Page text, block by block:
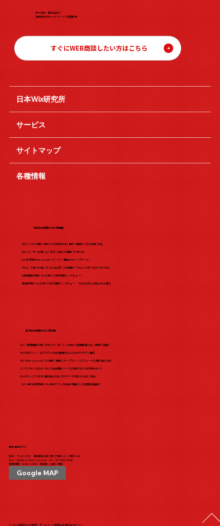
中小企業・事業主向け
伴走型WEBマーケティング支援事業
すぐにWEB商談したい方はこちら
日本Wix研究所の人気動画
【WixでSEO対策】内部SEOの設定方法！自分で簡単にできる設定方法。
【Wixユーザー必見】よく見る"お知らせ機能"の作り方。
2023年最新のWix Studio リリース！機能が大アップデート?!
『Wix』を使うか悩んでいる方必見！この動画で『Wix』の全てをまとめてみた​
【保育園事業編】Wixを使った成功事例インタビュー！
【飲食業編】wixを使った成功事例インタビュー うるるはあと合同会社 三浦さ...
日本Wix研究所の人気記事
Wix「管理画面の使い方ガイド」ログイン方法から管理画面でよく使用する箇所
Wixのログイン・ログアウト方法を画像をもとにわかりやすく解説
WixでInstagramをフル活用！簡単ステップでインスタフィードを埋め込む方法
ビジネスサイト向け！Wixで会社概要ページを作成するための完全ガイド
WixエディタでのPDF埋め込み方法とPDFデータの表示方法をご紹介
【2024年5月最新版】Wix有料プランの料金や機能などを徹底比較解説
株式会社ラジャ
本社：〒142-0043 東京都品川区二葉1丁目10-11 二葉ビル1F
Mail： info@creative-raja.com Tel： 03-6426-6166
営業時間：10:00〜19:00 定休日：土日・祝日
Google MAP
© 2024東京のWEB制作・ホームページ制作会社 株式会社ラジャ
日本Wix研究所
サービス
サイトマップ
各種情報